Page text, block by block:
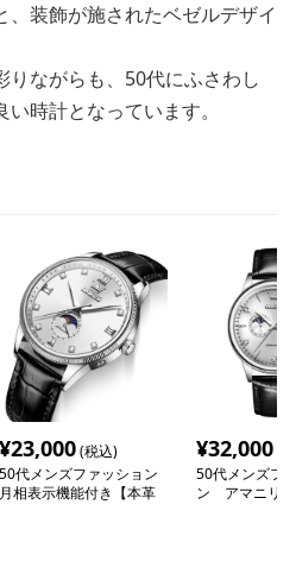
装飾が施されたベゼルデザイ
りながらも、50代にふさわし
時計となっています。
¥23,000(税込)
50代メンズファッション
月相表示機能付き【本革
¥32,000
50代メンズフ
ン アマニリ